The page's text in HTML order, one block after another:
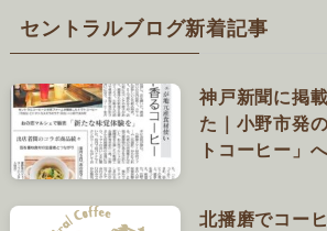
セントラルブログ新着記事
神戸新聞に掲
た｜小野市発
トコーヒー」
北播磨でコー